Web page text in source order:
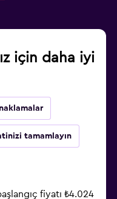
için daha iyi
tamamlayın
fiyatı ₺4.024